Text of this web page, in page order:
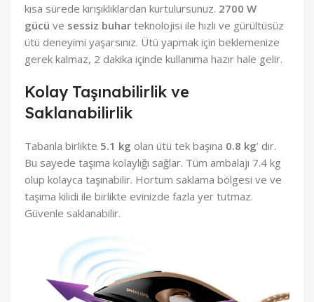
kısa sürede kırışıklıklardan kurtulursunuz. 2700 W
gücü ve sessiz buhar teknolojisi ile hızlı ve gürültüsüz
ütü deneyimi yaşarsınız. Ütü yapmak için beklemenize
gerek kalmaz, 2 dakika içinde kullanıma hazır hale gelir.
Kolay Taşınabilirlik ve
Saklanabilirlik
Tabanla birlikte 5.1 kg olan ütü tek başına 0.8 kg’ dır.
Bu sayede taşıma kolaylığı sağlar. Tüm ambalajı 7.4 kg
olup kolayca taşınabilir. Hortum saklama bölgesi ve ve
taşıma kilidi ile birlikte evinizde fazla yer tutmaz.
Güvenle saklanabilir.